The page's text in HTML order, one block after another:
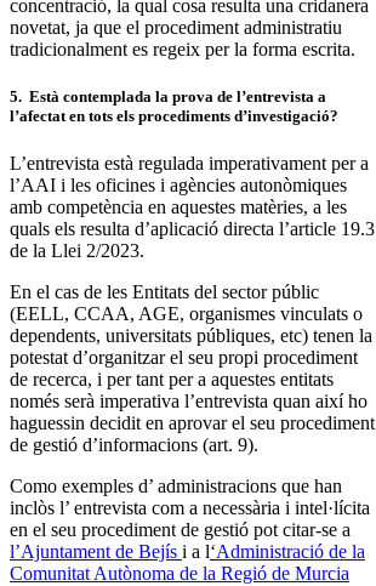
concentració, la qual cosa resulta una cridanera
novetat, ja que el procediment administratiu
tradicionalment es regeix per la forma escrita.
5. Està contemplada la prova de l’entrevista a
l’afectat en tots els procediments d’investigació?
L’entrevista està regulada imperativament per a
l’AAI i les oficines i agències autonòmiques
amb competència en aquestes matèries, a les
quals els resulta d’aplicació directa l’article 19.3
de la Llei 2/2023.
En el cas de les Entitats del sector públic
(EELL, CCAA, AGE, organismes vinculats o
dependents, universitats públiques, etc) tenen la
potestat d’organitzar el seu propi procediment
de recerca, i per tant per a aquestes entitats
només serà imperativa l’entrevista quan així ho
haguessin decidit en aprovar el seu procediment
de gestió d’informacions (art. 9).
Como exemples d’ administracions que han
inclòs l’ entrevista com a necessària i intel·lícita
en el seu procediment de gestió pot citar-se a
l’Ajuntamentde Bejís i a l‘Administració de la
Comunitat Autònoma de la Regió de Murcia